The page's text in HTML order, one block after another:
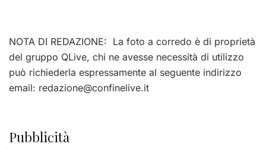
NOTA DI REDAZIONE: La foto a corredo è di proprietà
del gruppo QLive, chi ne avesse necessità di utilizzo
può richiederla espressamente al seguente indirizzo
email: redazione@confinelive.it
Pubblicità